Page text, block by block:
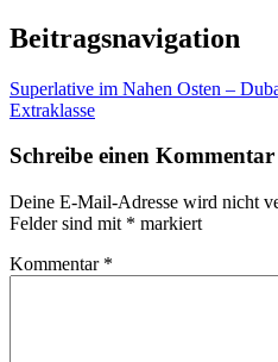
Beitragsnavigation
Superlative im Nahen Osten –
Extraklasse
Schreibe einen Kommentar
Deine E-Mail-Adresse wird nicht
Felder sind mit * markiert
Kommentar *